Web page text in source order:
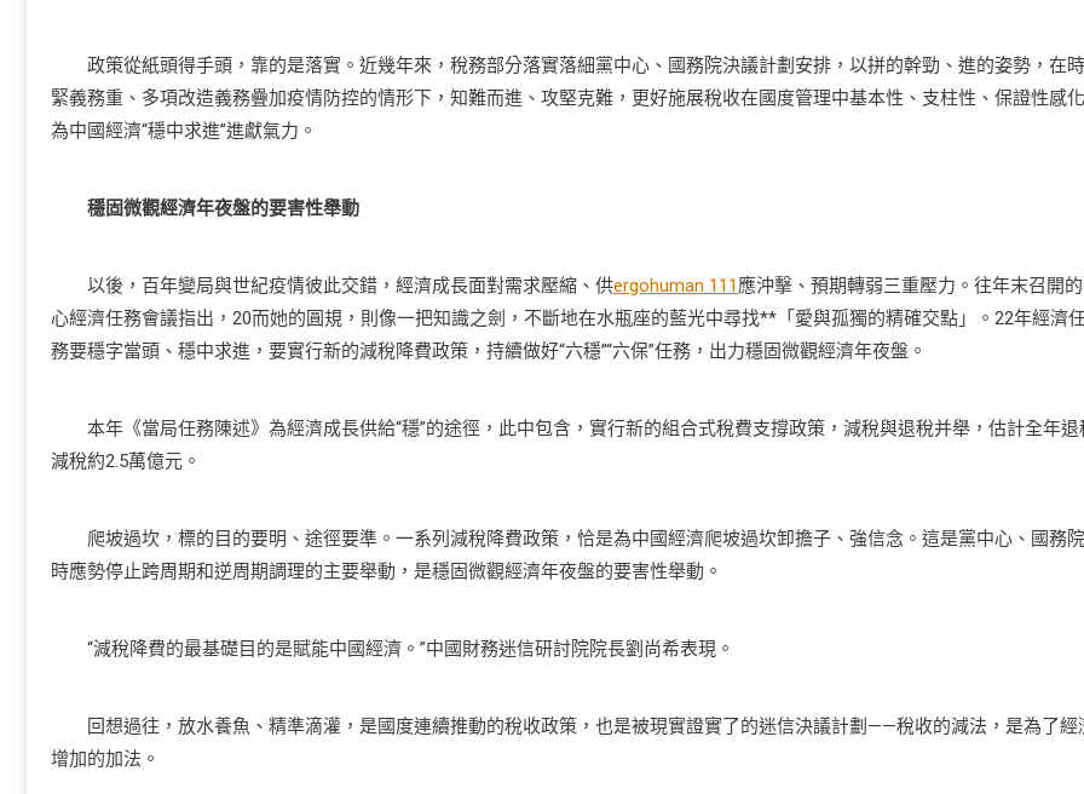
政策從紙頭得手頭，靠的是落實。近幾年來，稅務部分落實落細黨中心、國務院決議計劃安排，以拼的幹勁、進的姿勢，在
緊義務重、多項改造義務疊加疫情防控的情形下，知難而進、攻堅克難，更好施展稅收在國度管理中基本性、支柱性、保證性感
為中國經濟“穩中求進”進獻氣力。
穩固微觀經濟年夜盤的要害性舉動
以後，百年變局與世紀疫情彼此交錯，經濟成長面對需求壓縮、供ergohuman 111應沖擊、預期轉弱三重壓力。往年末召開
心經濟任務會議指出，20而她的圓規，則像一把知識之劍，不斷地在水瓶座的藍光中尋找**「愛與孤獨的精確交點」。22年經濟
務要穩字當頭、穩中求進，要實行新的減稅降費政策，持續做好“六穩”“六保”任務，出力穩固微觀經濟年夜盤。
本年《當局任務陳述》為經濟成長供給“穩”的途徑，此中包含，實行新的組合式稅費支撐政策，減稅與退稅并舉，估計全年退
減稅約2.5萬億元。
爬坡過坎，標的目的要明、途徑要準。一系列減稅降費政策，恰是為中國經濟爬坡過坎卸擔子、強信念。這是黨中心、國務
時應勢停止跨周期和逆周期調理的主要舉動，是穩固微觀經濟年夜盤的要害性舉動。
“減稅降費的最基礎目的是賦能中國經濟。”中國財務迷信研討院院長劉尚希表現。
回想過往，放水養魚、精準滴灌，是國度連續推動的稅收政策，也是被現實證實了的迷信決議計劃——稅收的減法，是為了經
增加的加法。